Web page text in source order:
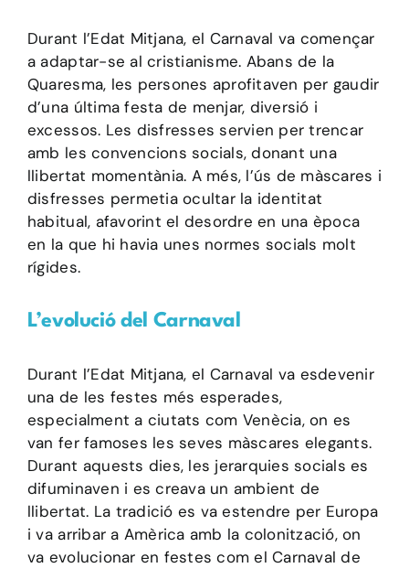
Durant l’Edat Mitjana, el Carnaval va començar
a adaptar-se al cristianisme. Abans de la
Quaresma, les persones aprofitaven per gaudir
d’una última festa de menjar, diversió i
excessos. Les disfresses servien per trencar
amb les convencions socials, donant una
llibertat momentània. A més, l’ús de màscares i
disfresses permetia ocultar la identitat
habitual, afavorint el desordre en una època
en la que hi havia unes normes socials molt
rígides.
L’evolució del Carnaval
Durant l’Edat Mitjana, el Carnaval va esdevenir
una de les festes més esperades,
especialment a ciutats com Venècia, on es
van fer famoses les seves màscares elegants.
Durant aquests dies, les jerarquies socials es
difuminaven i es creava un ambient de
llibertat. La tradició es va estendre per Europa
i va arribar a Amèrica amb la colonització, on
va evolucionar en festes com el Carnaval de